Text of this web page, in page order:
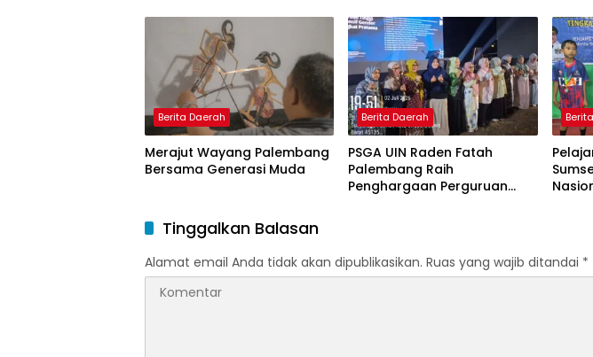
Model Pembelajaran
Nagham Al-Qur’an di UMM
Berita Daerah
Merajut Wayang Palembang
Bersama Generasi Muda
Berita Daerah
PSGA UIN Raden Fatah
Palembang Raih
Penghargaan Perguruan
Tinggalkan Balasan
Alamat email Anda tidak akan dipublikasikan. Ruas yang wajib ditandai *